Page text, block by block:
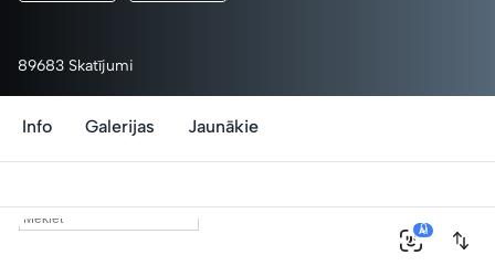
89683 Skatījumi
Info Galerijas Jaunākie
0
AI